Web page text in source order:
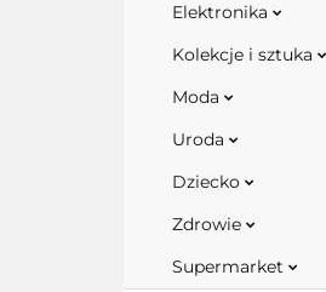
Elektronika
Kolekcje i sztuka
Moda
Uroda
Dziecko
Zdrowie
Supermarket